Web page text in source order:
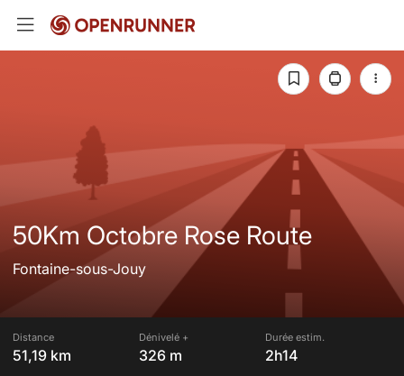
50Km Octobre Rose Route
Fontaine-sous-Jouy
Distance
51,19 km
Dénivelé +
326 m
Durée estim.
2h14